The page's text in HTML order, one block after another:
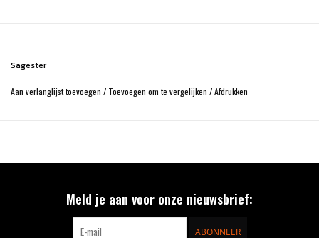
Sagester
Aan verlanglijst toevoegen / Toevoegen om te vergelijken /Afdrukken
Meld je aan voor onze nieuwsbrief:
ABONNEER